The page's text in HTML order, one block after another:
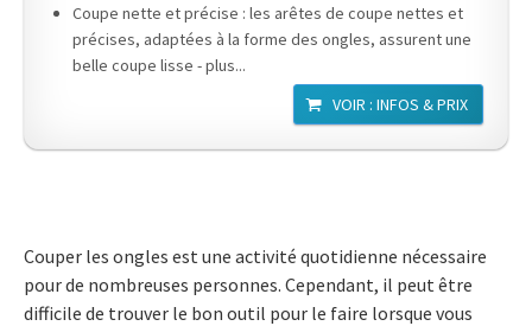
Coupe nette et précise : les arêtes de coupe nettes et
précises, adaptées à la forme des ongles, assurent une
belle coupe lisse - plus...
VOIR : INFOS & PRIX
Couper les ongles est une activité quotidienne nécessaire
pour de nombreuses personnes. Cependant, il peut être
difficile de trouver le bon outil pour le faire lorsque vous